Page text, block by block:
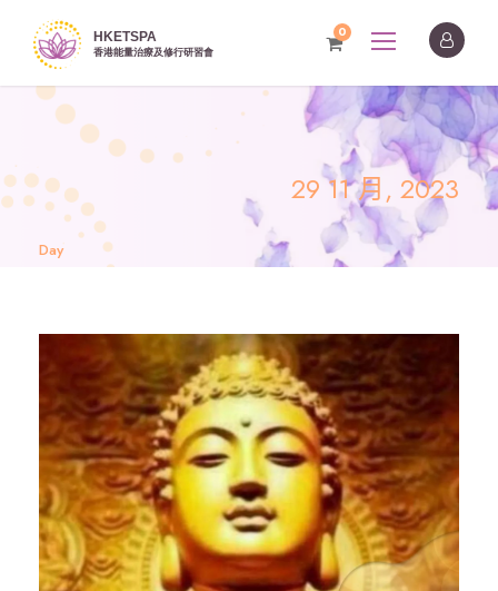
0
Day
29 11 月, 2023